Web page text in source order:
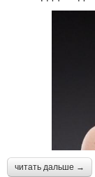
читать дальше →